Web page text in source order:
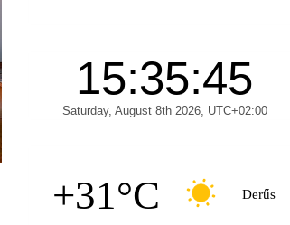
+31°C Derűs